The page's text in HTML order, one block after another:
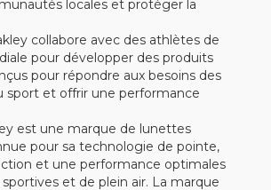
locales et protéger la
collabore avec des athlètes de
pour développer des produits
pour répondre aux besoins des
sport et offrir une performance
est une marque de lunettes
pour sa technologie de pointe,
et une performance optimales
et de plein air. La marque